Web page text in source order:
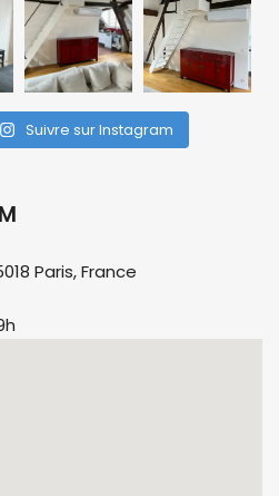
Suivre sur Instagram
Paris, France​